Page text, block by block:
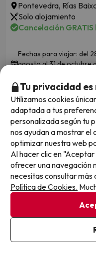
Pontevedra, Rías
Solo alojamiento
Cancelación
Fechas para viajar: del
agosto al 31 de octubre
Ver
Otras iniciativas de
son Esquiades.com
España) y
de 1.000.000 de
Tu privacidad
Utilizamos cookies
adaptada a tus
personalizada según tu
nos ayudan a mostrar el
optimizar nuestra web
Al hacer clic en
ofrecer una navegación
necesitas consultar más
Política de Cookies.